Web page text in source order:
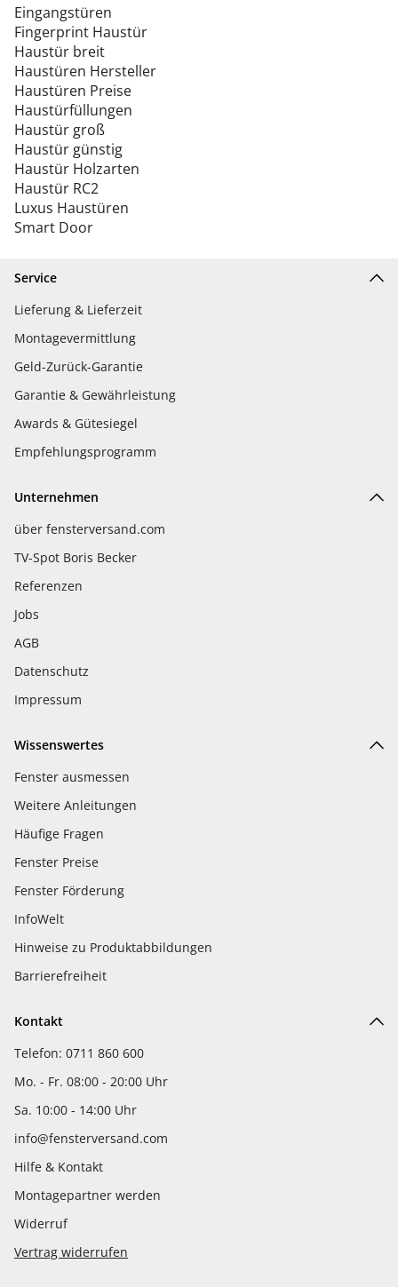
Eingangstüren
Fingerprint Haustür
Haustür breit
Haustüren Hersteller
Haustüren Preise
Haustürfüllungen
Haustür groß
Haustür günstig
Haustür Holzarten
Haustür RC2
Luxus Haustüren
Smart Door
Service
Lieferung & Lieferzeit
Montagevermittlung
Geld-Zurück-Garantie
Garantie & Gewährleistung
Awards & Gütesiegel
Empfehlungsprogramm
Unternehmen
über fensterversand.com
TV-Spot Boris Becker
Referenzen
Jobs
AGB
Datenschutz
Impressum
Wissenswertes
Fenster ausmessen
Weitere Anleitungen
Häufige Fragen
Fenster Preise
Fenster Förderung
InfoWelt
Hinweise zu Produktabbildungen
Barrierefreiheit
Kontakt
Telefon: 0711 860 600
Mo. - Fr. 08:00 - 20:00 Uhr
Sa. 10:00 - 14:00 Uhr
info@fensterversand.com
Hilfe & Kontakt
Montagepartner werden
Widerruf
Vertrag widerrufen